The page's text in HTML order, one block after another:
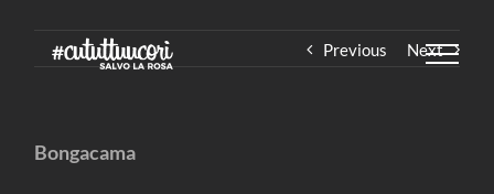
Previous Next
Bongacama